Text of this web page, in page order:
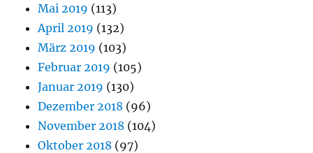
Mai 2019 (113)
April 2019 (132)
März 2019 (103)
Februar 2019 (105)
Januar 2019 (130)
Dezember 2018 (96)
November 2018 (104)
Oktober 2018 (97)